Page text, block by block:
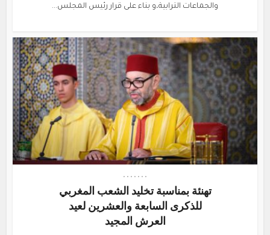
والجماعات الترابية،و بناء على قرار رئيس المجلس...
• • • • • • •
تهنئة بمناسبة تخليد الشعب المغربي
للذكرى السابعة والعشرين لعيد
العرش المجيد